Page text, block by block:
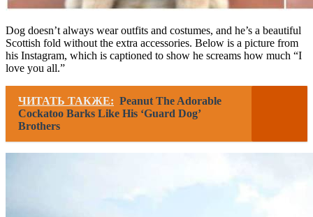
Dog doesn’t always wear outfits and costumes, and he’s a beautiful
Scottish fold without the extra accessories. Below is a picture from
his Instagram, which is captioned to show he screams how much “I
love you all.”
ЧИТАТЬ ТАКЖЕ: Peanut The Adorable
Cockatoo Barks Like His ‘Guard Dog’
Brothers